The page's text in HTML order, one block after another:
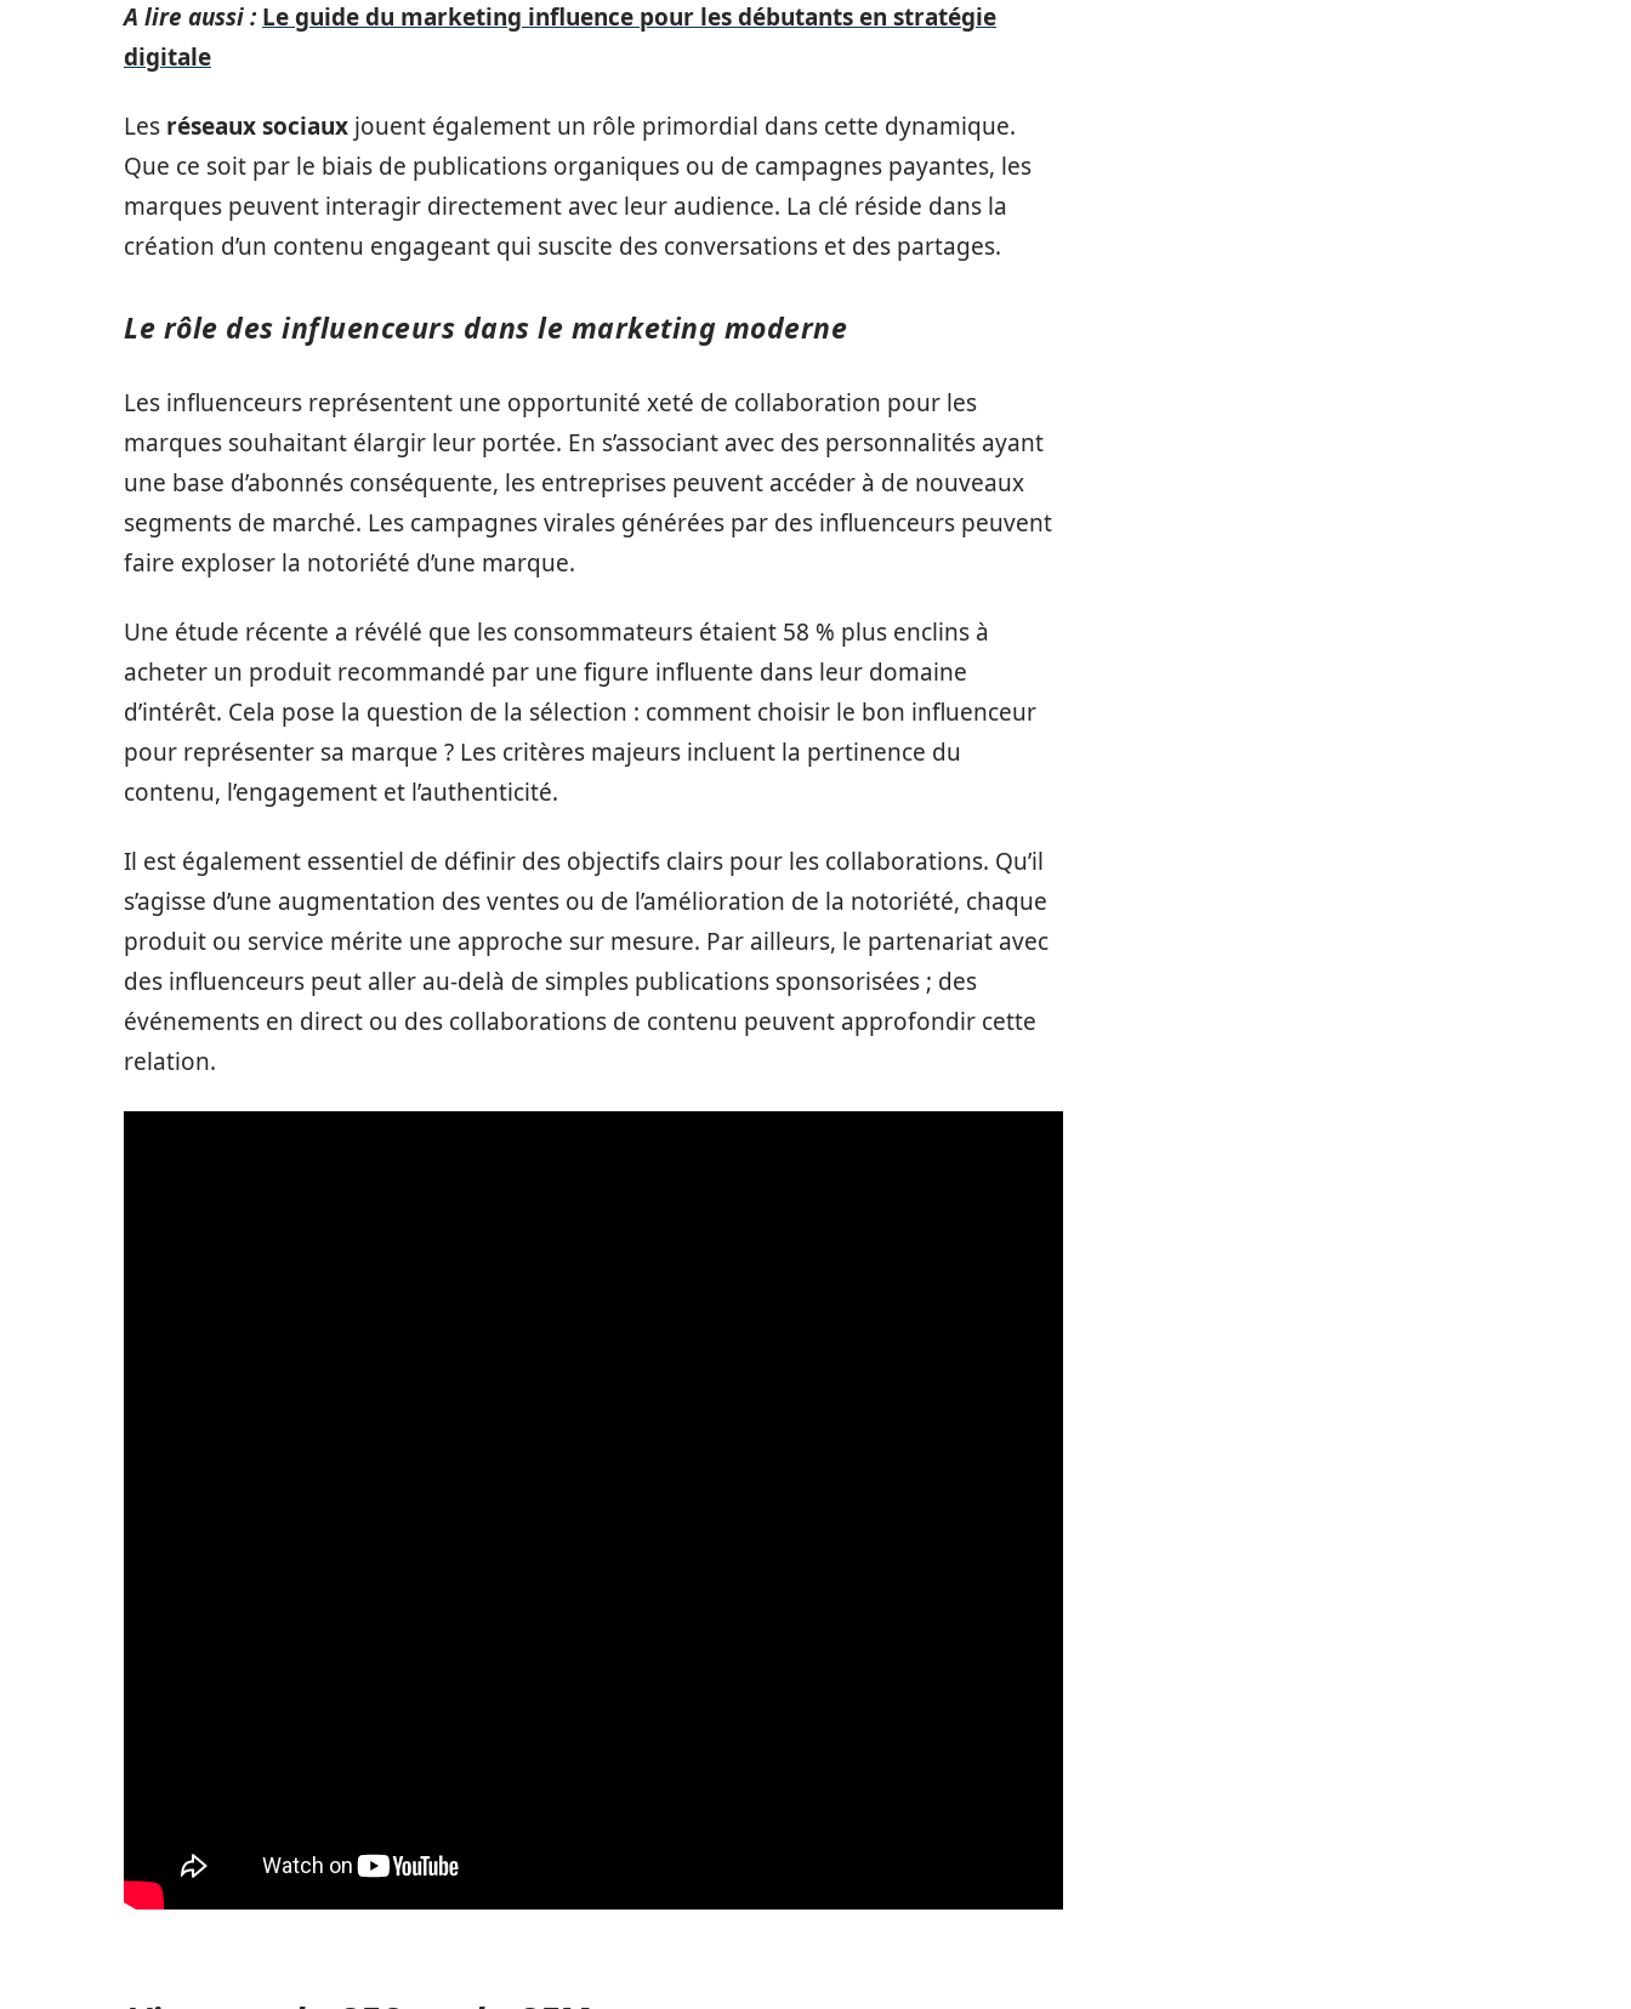
A lire aussi : Le guide du marketing influence pour les débutants en stratégie
digitale
Les réseaux sociaux jouent également un rôle primordial dans cette dynamique.
Que ce soit par le biais de publications organiques ou de campagnes payantes, les
marques peuvent interagir directement avec leur audience. La clé réside dans la
création d’un contenu engageant qui suscite des conversations et des partages.
Le rôle des influenceurs dans le marketing moderne
Les influenceurs représentent une opportunité xeté de collaboration pour les
marques souhaitant élargir leur portée. En s’associant avec des personnalités ayant
une base d’abonnés conséquente, les entreprises peuvent accéder à de nouveaux
segments de marché. Les campagnes virales générées par des influenceurs peuvent
faire exploser la notoriété d’une marque.
Une étude récente a révélé que les consommateurs étaient 58 % plus enclins à
acheter un produit recommandé par une figure influente dans leur domaine
d’intérêt. Cela pose la question de la sélection : comment choisir le bon influenceur
pour représenter sa marque ? Les critères majeurs incluent la pertinence du
contenu, l’engagement et l’authenticité.
Il est également essentiel de définir des objectifs clairs pour les collaborations. Qu’il
s’agisse d’une augmentation des ventes ou de l’amélioration de la notoriété, chaque
produit ou service mérite une approche sur mesure. Par ailleurs, le partenariat avec
des influenceurs peut aller au-delà de simples publications sponsorisées ; des
événements en direct ou des collaborations de contenu peuvent approfondir cette
relation.